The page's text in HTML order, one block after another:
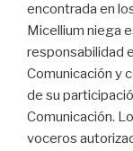
encontrada en
Micellium niega
responsabilidad
Comunicación y
de su
Comunicación.
voceros